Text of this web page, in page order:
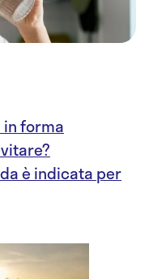
forma
è indicata per